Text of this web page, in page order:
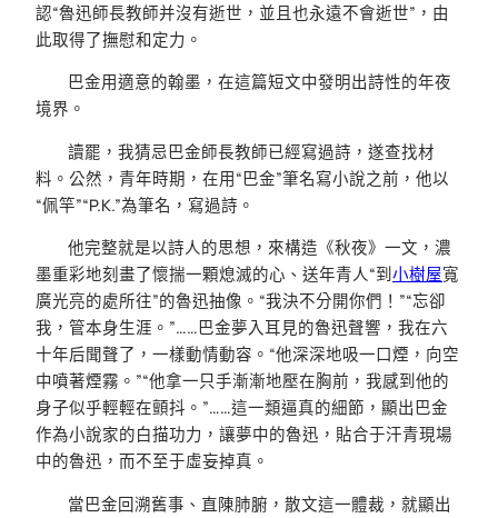
認“魯迅師長教師并沒有逝世，並且也永遠不會逝世”，由
此取得了撫慰和定力。
巴金用適意的翰墨，在這篇短文中發明出詩性的年夜
境界。
讀罷，我猜忌巴金師長教師已經寫過詩，遂查找材
料。公然，青年時期，在用“巴金”筆名寫小說之前，他以
“佩竿”“P.K.”為筆名，寫過詩。
他完整就是以詩人的思想，來構造《秋夜》一文，濃
墨重彩地刻畫了懷揣一顆熄滅的心、送年青人“到 小樹屋寬
廣光亮的處所往”的魯迅抽像。“我決不分開你們！”“忘卻
我，管本身生涯。”……巴金夢入耳見的魯迅聲響，我在六
十年后聞聲了，一樣動情動容。“他深深地吸一口煙，向空
中噴著煙霧。”“他拿一只手漸漸地壓在胸前，我感到他的
身子似乎輕輕在顫抖。”……這一類逼真的細節，顯出巴金
作為小說家的白描功力，讓夢中的魯迅，貼合于汗青現場
中的魯迅，而不至于虛妄掉真。
當巴金回溯舊事、直陳肺腑，散文這一體裁，就顯出